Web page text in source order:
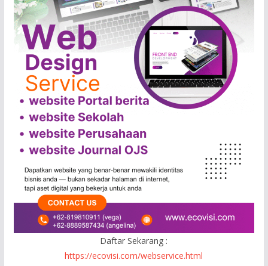
Daftar Sekarang :
https://ecovisi.com/webservice.html